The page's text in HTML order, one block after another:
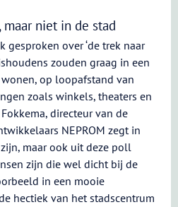
niet in de stad
gesproken over ‘de trek naar
zouden graag in een
op loopafstand van
zoals winkels, theaters en
directeur van de
NEPROM zegt in
maar ook uit deze poll
zijn die wel dicht bij de
in een mooie
hectiek van het stadscentrum